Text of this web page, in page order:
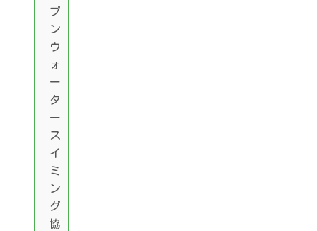
プ
ン
ウ
ォ
ー
タ
ー
ス
イ
ミ
ン
グ
協